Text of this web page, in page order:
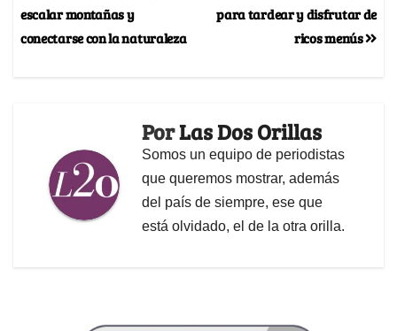
para tardear y disfrutar de
ricos menús
escalar montañas y
conectarse con la naturaleza
PorLas Dos Orillas
Somos un equipo de periodistas
que queremos mostrar, además
del país de siempre, ese que
está olvidado, el de la otra orilla.